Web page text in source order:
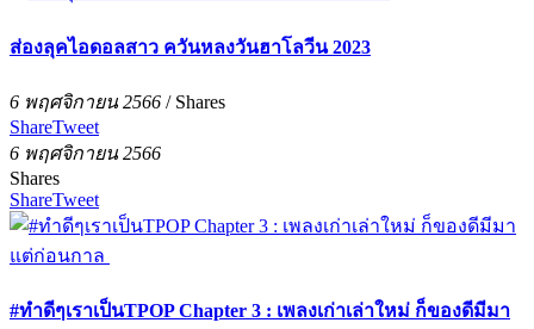
ส่องลุคไอดอลสาว ควันหลงวันฮาโลวีน 2023
6 พฤศจิกายน 2566 / Shares
ShareTweet
6 พฤศจิกายน 2566
Shares
ShareTweet
#ทำดีๆเราเป็นTPOP Chapter 3 : เพลงเก่าเล่าใหม่ ก็ของดีมีมา